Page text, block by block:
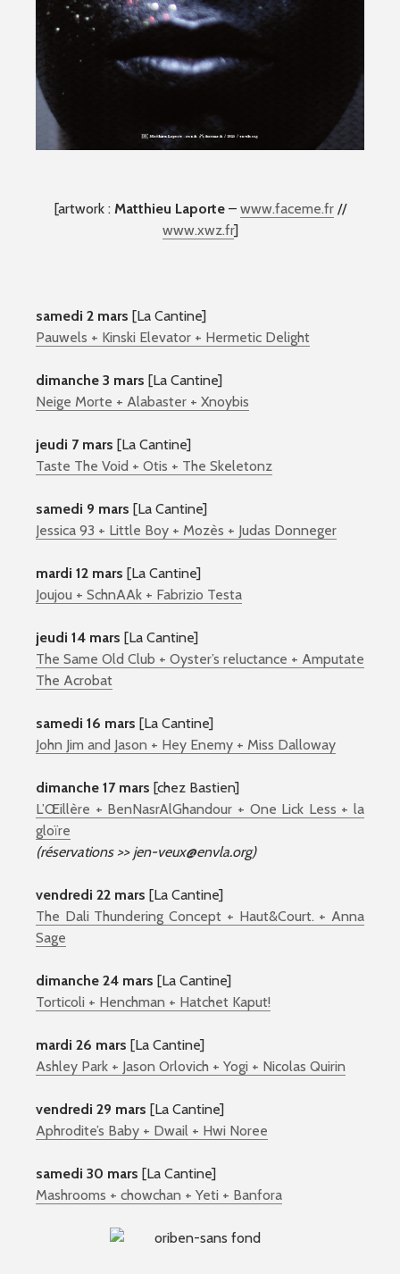
[artwork : Matthieu Laporte– www.faceme.fr//
www.xwz.fr]
samedi 2 mars [La Cantine]
Pauwels + Kinski Elevator + Hermetic Delight
dimanche 3 mars [La Cantine]
Neige Morte + Alabaster + Xnoybis
jeudi 7 mars [La Cantine]
Taste The Void + Otis + The Skeletonz
samedi 9 mars [La Cantine]
Jessica 93 + Little Boy + Mozès + Judas Donneger
mardi 12 mars [La Cantine]
Joujou + SchnAAk + Fabrizio Testa
jeudi 14 mars [La Cantine]
The Same Old Club + Oyster’s reluctance + Amputate
The Acrobat
samedi 16 mars [La Cantine]
John Jim and Jason + Hey Enemy + Miss Dalloway
dimanche 17 mars [chez Bastien]
L’Œillère + BenNasrAlGhandour + One Lick Less + la
gloïre
(réservations >> jen-veux@envla.org)
vendredi 22 mars [La Cantine]
The Dali Thundering Concept + Haut&Court. + Anna
Sage
dimanche 24 mars [La Cantine]
Torticoli + Henchman + Hatchet Kaput!
mardi 26 mars [La Cantine]
Ashley Park + Jason Orlovich + Yogi + Nicolas Quirin
vendredi 29 mars [La Cantine]
Aphrodite’s Baby + Dwail + Hwi Noree
samedi 30 mars [La Cantine]
Mashrooms + chowchan + Yeti + Banfora